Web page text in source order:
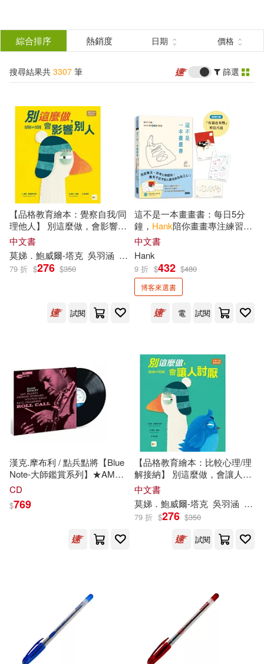
結
分類 (單選)
所有商品(3307) 圖書(3158)
影音(135) 家居生活(4)
設計文具(3) 婦幼生活(1)
電子書(5)
作者 (可複選)
Hank(819) Hanks(347)
Hanke(323) Wieland(247)
McKay(108)
Clare Haru/ Wiesner-Hanks(89)
Hanegraaff(73)
Ryan(72)
Erickson(66)
Hank Phillippi(62)
Ingram(2359)
Taylor & Francis Asia Pacific(46)
Thomas Nelson Inc(25)
Lightning Source Inc(22)
配送方式
可超商取貨(3294)
可港澳店取(3081)
可新加坡店取(3054)
綜合排序 熱銷度 日期 價格
搜尋結果共 3307 筆 篩選
【品格教育繪本：覺察自我/同
理他人】 別這麼做，會影響別
人
中文書
莫娣．鮑威爾-塔克 吳羽涵 當肯．畢迪(Duncan Beedie)
79 折 $276 $350
試閱
這不是一本畫畫書：每日5分
鐘， Hank陪你畫畫專注練習
(附贈「有貓也有鴨」明信片
組)
中文書
Hank
9 折 $432 $480
博客來選書
電 試閱
漢克.摩布利 / 點兵點將【Blue
Note-大師鑑賞系列】★AMG-4
星半高評!!! ★RVG錄音瑰寶
Call【Blue Note-Classics】
CD
$769
【品格教育繪本：比較心理/理
解接納】 別這麼做，會讓人討
厭 (Hank
中文書
莫娣．鮑威爾-塔克 吳羽涵 當
79 折 $276 $350
試閱